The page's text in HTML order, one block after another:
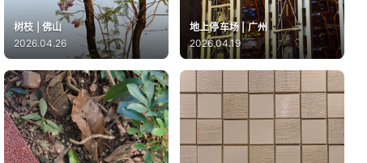
树枝 | 佛山
2026.04.26
地上停车场 | 广州
2026.04.19